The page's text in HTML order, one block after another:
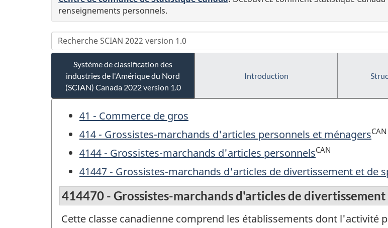
renseignements personnels.
Système de classification des
industries de l'Amérique du Nord
(SCIAN) Canada 2022 version 1.0
Introduction
41 - Commerce de gros
414 - Grossistes-marchands d'articles personnels et ménagersCAN
4144 - Grossistes-marchands d'articles personnelsCAN
41447 - Grossistes-marchands d'articles de divertissement et de
414470 - Grossistes-marchands d'articles de
Cette classe canadienne comprend les établissements dont l'activité